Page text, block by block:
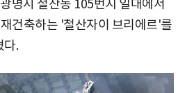
명시 철산동 105번지 일대에서
건축하는 '철산자이 브리에르'를
다.